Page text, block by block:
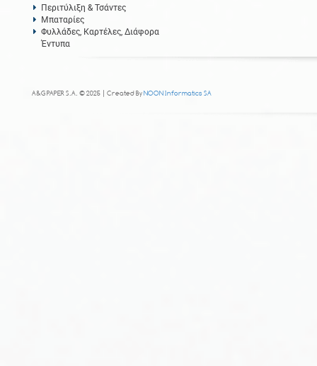
Περιτύλιξη & Τσάντες
Μπαταρίες
Φυλλάδες, Καρτέλες, Διάφορα
Έντυπα
A&G PAPER S.A. © 2025 | Created ByNOON Informatics SA